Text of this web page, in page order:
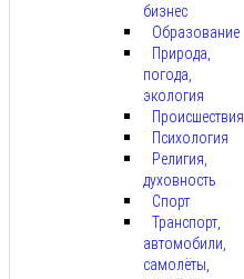
бизнес
Образование
Природа,
погода,
экология
Происшествия
Психология
Религия,
духовность
Спорт
Транспорт,
автомобили,
самолёты,